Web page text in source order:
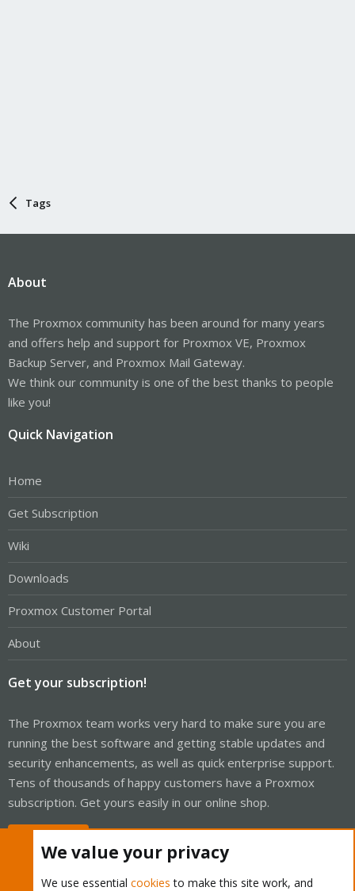
Tags
About
The Proxmox community has been around for many years
and offers help and support for Proxmox VE, Proxmox
Backup Server, and Proxmox Mail Gateway.
We think our community is one of the best thanks to people
like you!
Quick Navigation
Home
Get Subscription
Wiki
Downloads
Proxmox Customer Portal
About
Get your subscription!
The Proxmox team works very hard to make sure you are
running the best software and getting stable updates and
security enhancements, as well as quick enterprise support.
Tens of thousands of happy customers have a Proxmox
subscription. Get yours easily in our online shop.
We value your privacy
We use essential cookies to make this site work, and